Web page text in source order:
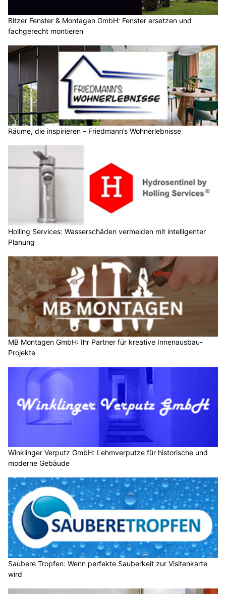
Bitzer Fenster & Montagen GmbH: Fenster ersetzen und
fachgerecht montieren
Räume, die inspirieren – Friedmann’s Wohnerlebnisse
Holling Services: Wasserschäden vermeiden mit intelligenter
Planung
MB Montagen GmbH: Ihr Partner für kreative Innenausbau-
Projekte
Winklinger Verputz GmbH: Lehmverputze für historische und
moderne Gebäude
Saubere Tropfen: Wenn perfekte Sauberkeit zur Visitenkarte
wird